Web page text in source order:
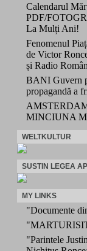
Calendarul
PDF/
La Mulți Ani!
Fenomenul
de Victor
și Radio
BANI Guvern
propagandă a
MINCIUNA
WELTKULTUR
SUSTIN LEGEA
MY LINKS
"Documente
"Parintele